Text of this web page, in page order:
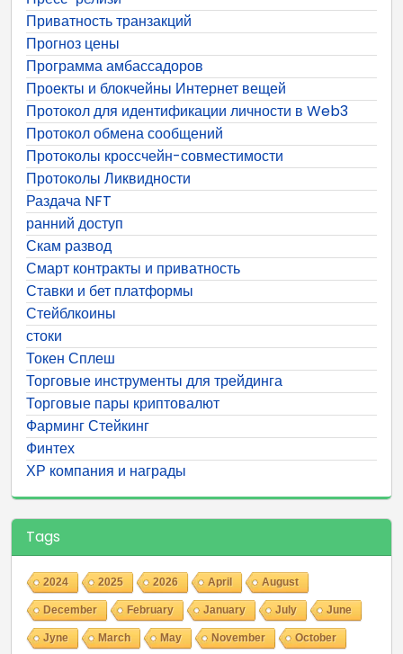
Приватность транзакций
Прогноз цены
Программа амбассадоров
Проекты и блокчейны Интернет вещей
Протокол для идентификации личности в Web3
Протокол обмена сообщений
Протоколы кроссчейн-совместимости
Протоколы Ликвидности
Раздача NFT
ранний доступ
Скам развод
Смарт контракты и приватность
Ставки и бет платформы
Стейблкоины
стоки
Токен Сплеш
Торговые инструменты для трейдинга
Торговые пары криптовалют
Фарминг Стейкинг
Финтех
ХР компания и награды
Tags
2024 2025 2026 April August
December February January July June
Jyne March May November October